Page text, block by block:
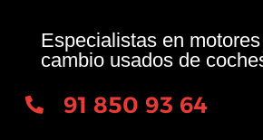
Especialistas en
cambio usados de
91 850 93 64